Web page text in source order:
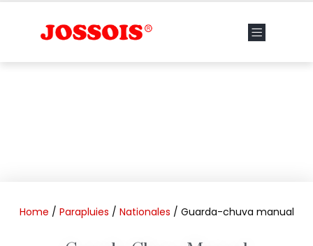
Home / Parapluies / Nationales / Guarda-chuva manual